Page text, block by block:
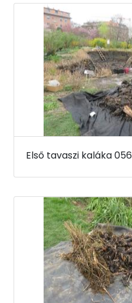
Első tavaszi kaláka 056